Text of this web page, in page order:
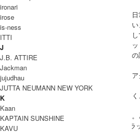
T7（Tapered 7cm）ラインを同色で表現。
スポーティでありながらも上品にまとまり、
ミニマルで洗練されたデザインに仕上がってい
オーバーサイズシルエットと長めの着丈、そ
ントファスナーが、柔らかく立体的なシルエッ
フロントはダブルジップ仕様で、レイヤード
便利。
吸水速乾素材を採用しているため、移動中や
快適な着心地を保ってくれます。
落ち着いた佇まいの中に確かな機能性が息づ
PLUS.ならではの一枚。
街中でも、移動中でも、トレーニング後でも
み、日常にPLUSをもたらしてくれる万能トラ
ironari
irose
is-ness
ITTI
J
J.B. ATTIRE
Jackman
jujudhau
JUTTA NEUMANN NEW YORK
K
Kaan
KAPTAIN SUNSHINE
KAVU